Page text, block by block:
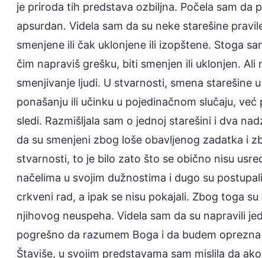
je priroda tih predstava ozbiljna. Počela sam
apsurdan. Videla sam da su neke starešine
smenjene ili čak uklonjene ili izopštene. Stoga
čim napraviš grešku, biti smenjen ili uklonjen.
smenjivanje ljudi. U stvarnosti, smena starešine
ponašanju ili učinku u pojedinačnom slučaju,
sledi. Razmišljala sam o jednoj starešini i dva
da su smenjeni zbog loše obavljenog zadatka i
stvarnosti, to je bilo zato što se obično nisu
načelima u svojim dužnostima i dugo su
crkveni rad, a ipak se nisu pokajali. Zbog toga
njihovog neuspeha. Videla sam da su napravili
pogrešno da razumem Boga i da budem
Štaviše, u svojim predstavama sam mislila da